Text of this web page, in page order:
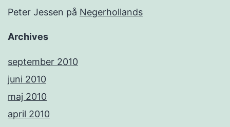
Peter Jessen på Negerhollands
Archives
september 2010
juni 2010
maj 2010
april 2010